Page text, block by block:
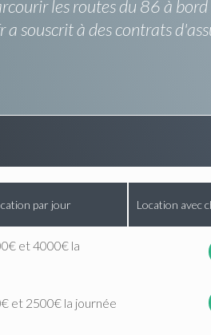
les routes du 86 à bord
à des contrats
par jour Location avec
et 4000€ la
et 2500€ la journée